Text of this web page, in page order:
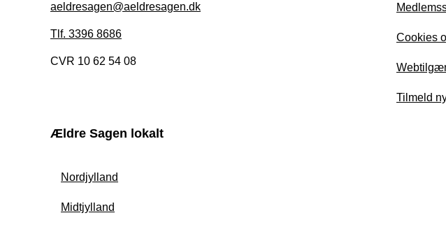
aeldresagen@aeldresagen.dk
Tlf. 3396 8686
CVR 10 62 54 08
Cookies
Tilmeld
Ældre Sagen lokalt
Nordjylland
Midtjylland